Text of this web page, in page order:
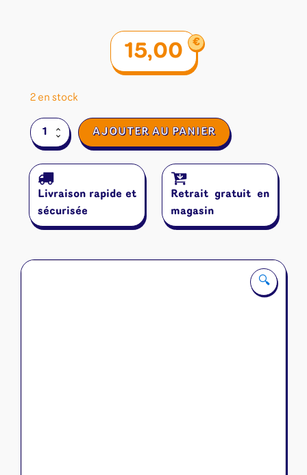
🔍
15,00 €
2 en stock
quantité
de
AJOUTER AU PANIER
Livraison rapide et
sécurisée
Retrait gratuit en
magasin